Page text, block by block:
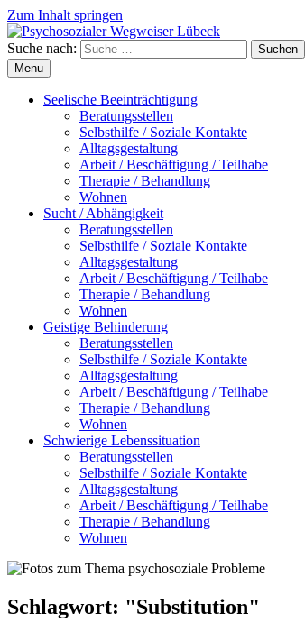
Zum Inhalt springen
Suche nach:
Suchen
Menu
Seelische Beeinträchtigung
Beratungsstellen
Selbsthilfe / Soziale Kontakte
Alltagsgestaltung
Arbeit / Beschäftigung / Teilhabe
Therapie / Behandlung
Wohnen
Sucht / Abhängigkeit
Beratungsstellen
Selbsthilfe / Soziale Kontakte
Alltagsgestaltung
Arbeit / Beschäftigung / Teilhabe
Therapie / Behandlung
Wohnen
Geistige Behinderung
Beratungsstellen
Selbsthilfe / Soziale Kontakte
Alltagsgestaltung
Arbeit / Beschäftigung / Teilhabe
Therapie / Behandlung
Wohnen
Schwierige Lebenssituation
Beratungsstellen
Selbsthilfe / Soziale Kontakte
Alltagsgestaltung
Arbeit / Beschäftigung / Teilhabe
Therapie / Behandlung
Wohnen
Schlagwort: "Substitution"